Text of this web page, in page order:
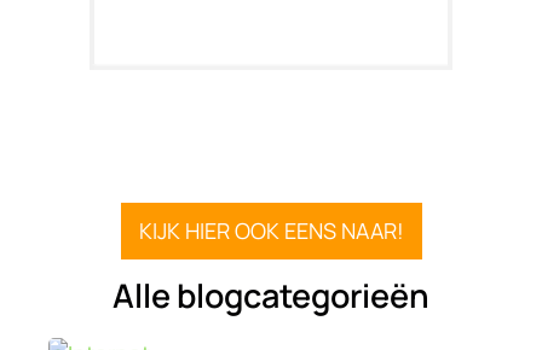
KIJK HIER OOK EENS NAAR!
Alle blogcategorieën